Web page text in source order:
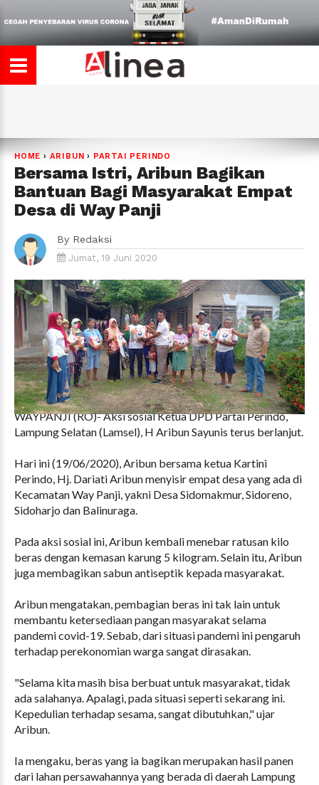
HOME › ARIBUN › PARTAI PERINDO
Bersama Istri, Aribun Bagikan
Bantuan Bagi Masyarakat Empat
Desa di Way Panji
By Redaksi
Jumat, 19 Juni 2020
WAYPANJI (RO)- Aksi sosial Ketua DPD Partai Perindo,
Lampung Selatan (Lamsel), H Aribun Sayunis terus berlanjut.
Hari ini (19/06/2020), Aribun bersama ketua Kartini
Perindo, Hj. Dariati Aribun menyisir empat desa yang ada di
Kecamatan Way Panji, yakni Desa Sidomakmur, Sidoreno,
Sidoharjo dan Balinuraga.
Pada aksi sosial ini, Aribun kembali menebar ratusan kilo
beras dengan kemasan karung 5 kilogram. Selain itu, Aribun
juga membagikan sabun antiseptik kepada masyarakat.
Aribun mengatakan, pembagian beras ini tak lain untuk
membantu ketersediaan pangan masyarakat selama
pandemi covid-19. Sebab, dari situasi pandemi ini pengaruh
terhadap perekonomian warga sangat dirasakan.
"Selama kita masih bisa berbuat untuk masyarakat, tidak
ada salahanya. Apalagi, pada situasi seperti sekarang ini.
Kepedulian terhadap sesama, sangat dibutuhkan," ujar
Aribun.
Ia mengaku, beras yang ia bagikan merupakan hasil panen
dari lahan persawahannya yang berada di daerah Lampung